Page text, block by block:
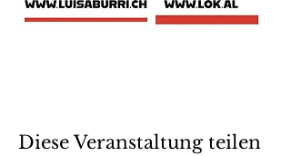
Diese Veranstaltung teilen